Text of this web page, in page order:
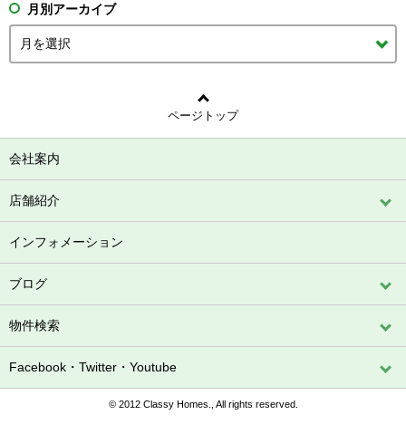
月別アーカイブ
ページトップ
会社案内
店舗紹介
インフォメーション
ブログ
物件検索
Facebook・Twitter・Youtube
© 2012 Classy Homes., All rights reserved.